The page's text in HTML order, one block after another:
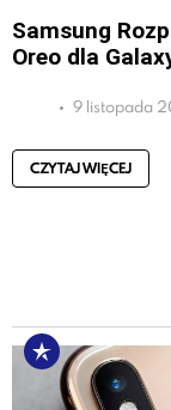
Samsung
Oreo dla
9 listopada
CZYTAJ WIĘCEJ